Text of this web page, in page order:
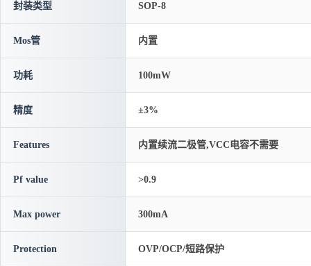
封装类型 SOP-8
Mos管 内置
功耗 100mW
精度 ±3%
Features 内置续流二极管,VCC电容不需要
Pf value >0.9
Max power 300mA
Protection OVP/OCP/短路保护